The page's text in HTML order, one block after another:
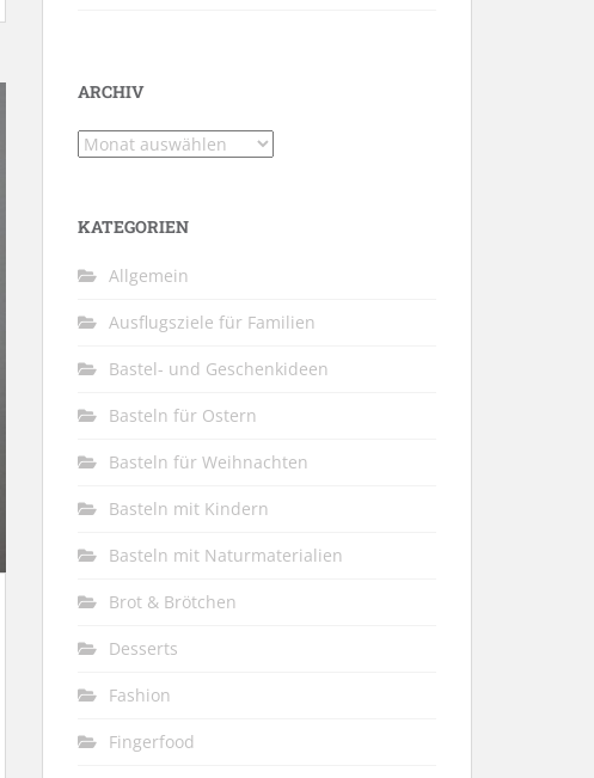
ARCHIV
Archiv
KATEGORIEN
Allgemein
Ausflugsziele für Familien
Bastel- und Geschenkideen
Basteln für Ostern
Basteln für Weihnachten
Basteln mit Kindern
Basteln mit Naturmaterialien
Brot & Brötchen
Desserts
Fashion
Fingerfood